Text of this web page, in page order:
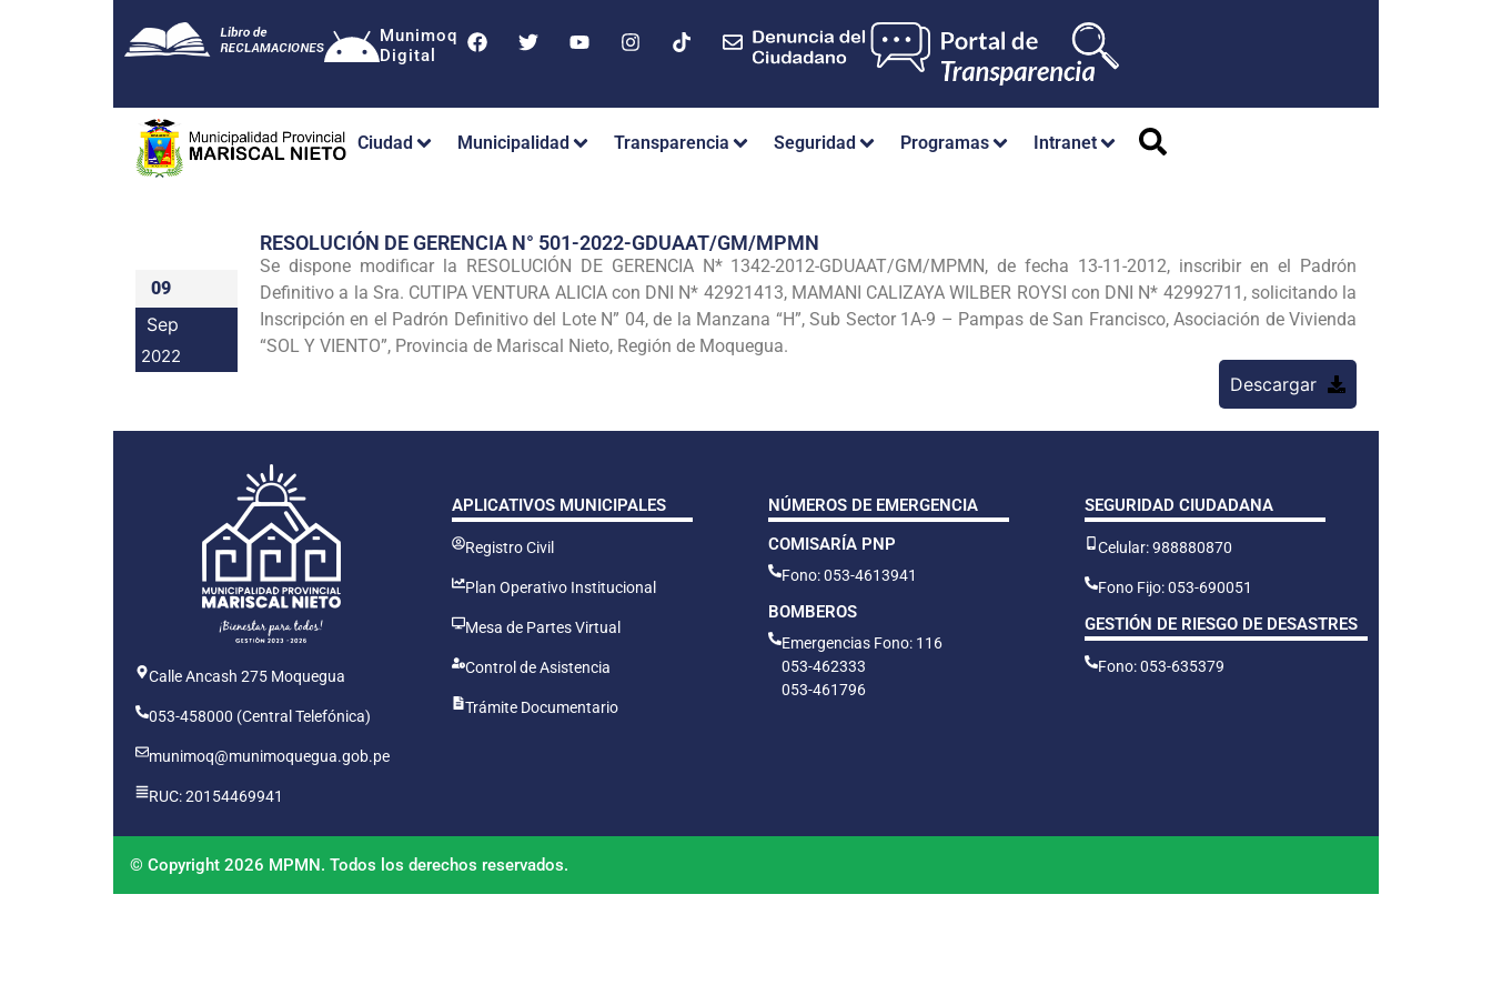
Munimoq
Digital
Ciudad Municipalidad Transparencia Seguridad Programas Intranet
09
Sep
2022
RESOLUCIÓN DE GERENCIA N° 501-2022-GDUAAT/GM/MPMN
Se dispone modificar la RESOLUCIÓN DE GERENCIA N* 1342-2012-GDUAAT/GM/MPMN, de fecha 13-11-2012, inscribir en el Padrón
Definitivo a la Sra. CUTIPA VENTURA ALICIA con DNI N* 42921413, MAMANI CALIZAYA WILBER ROYSI con DNI N* 42992711, solicitando la
Inscripción en el Padrón Definitivo del Lote N” 04, de la Manzana “H”, Sub Sector 1A-9 – Pampas de San Francisco, Asociación de Vivienda
“SOL Y VIENTO”, Provincia de Mariscal Nieto, Región de Moquegua.
Descargar
Calle Ancash 275 Moquegua
053-458000 (Central Telefónica)
munimoq@munimoquegua.gob.pe
RUC: 20154469941
APLICATIVOS MUNICIPALES
Registro Civil
Plan Operativo Institucional
Mesa de Partes Virtual
Control de Asistencia
Trámite Documentario
NÚMEROS DE EMERGENCIA
COMISARÍA PNP
Fono: 053-4613941
BOMBEROS
Emergencias Fono: 116
053-462333
053-461796
SEGURIDAD CIUDADANA
Celular: 988880870
Fono Fijo: 053-690051
GESTIÓN DE RIESGO DE DESASTRES
Fono: 053-635379
© Copyright 2026 MPMN. Todos los derechos reservados.